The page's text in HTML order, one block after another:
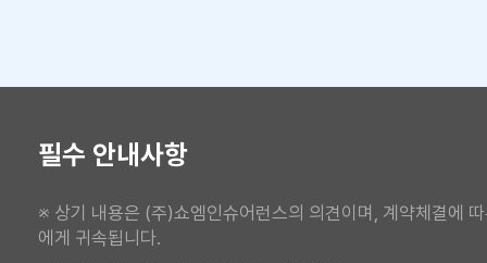
필수 안내사항
※ 상기 내용은 (주)쇼엠인슈어런스의 의견이며, 계약체결에
에게 귀속됩니다.